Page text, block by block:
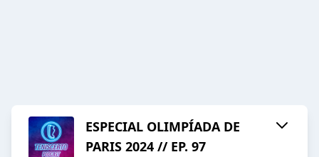
ESPECIAL OLIMPÍADA DE
PARIS 2024 // EP. 97